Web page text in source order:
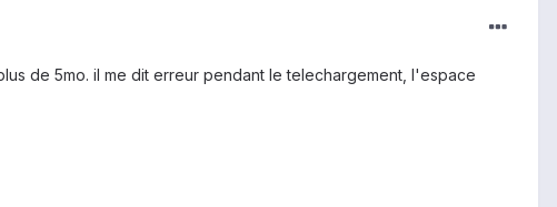
de 5mo. il me dit erreur pendant le telechargement, l'espace